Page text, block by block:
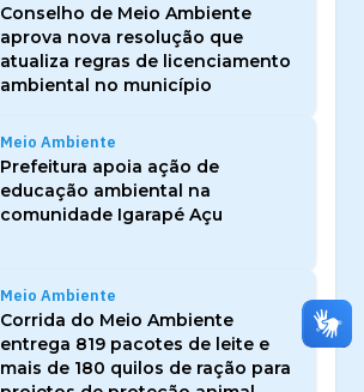
Conselho de Meio Ambiente
aprova nova resolução que
atualiza regras de licenciamento
ambiental no município
Meio Ambiente
Prefeitura apoia ação de
educação ambiental na
comunidade Igarapé Açu
Meio Ambiente
Corrida do Meio Ambiente
entrega 819 pacotes de leite e
mais de 180 quilos de ração para